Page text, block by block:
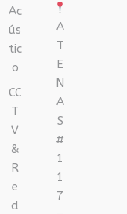
Ac
ús
tic
o
CC
T
V
&
R
e
d
A
T
E
N
A
S
#
1
1
7